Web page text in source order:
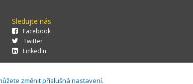
Sledujte nás
Facebook
Twitter
LinkedIn
změnit příslušná nastavení.